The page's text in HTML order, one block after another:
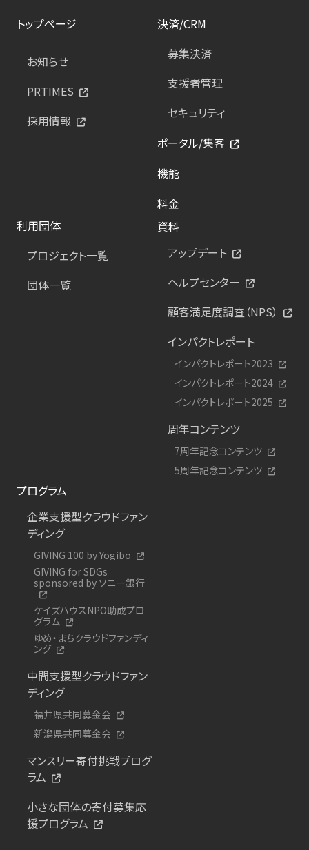
トップページ
お知らせ
PRTIMES
採用情報
決済/CRM
募集決済
支援者管理
セキュリティ
ポータル/集客
機能
料金
利用団体
プロジェクト一覧
団体一覧
資料
アップデート
ヘルプセンター
顧客満足度調査（NPS）
インパクトレポート
インパクトレポート2023
インパクトレポート2024
インパクトレポート2025
周年コンテンツ
7周年記念コンテンツ
5周年記念コンテンツ
プログラム
企業支援型クラウドファン
ディング
GIVING 100 by Yogibo
GIVING for SDGs
sponsored by ソニー銀行
ケイズハウスNPO助成プロ
グラム
ゆめ・まちクラウドファンディ
ング
中間支援型クラウドファン
ディング
福井県共同募金会
新潟県共同募金会
マンスリー寄付挑戦プログ
ラム
小さな団体の寄付募集応
援プログラム